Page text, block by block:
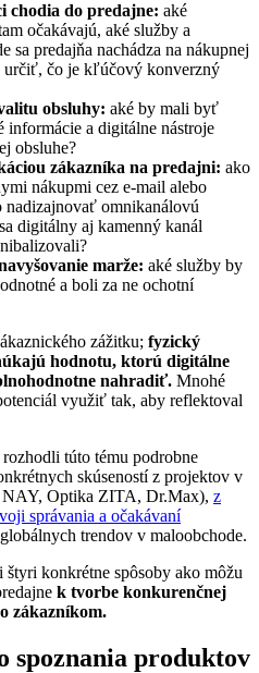
chodia do predajne: aké
očakávajú, aké služby a
sa predajňa nachádza na nákupnej
určiť, čo je kľúčový konverzný
obsluhy: aké by mali byť
informácie a digitálne nástroje
obsluhe?
zákazníka na predajni: ako
nákupmi cez e-mail alebo
nadizajnovať omnikanálovú
digitálny aj kamenný kanál
marže: aké služby by
a boli za ne ochotní
zážitku; fyzický
hodnotu, ktorú digitálne
nahradiť. Mnohé
využiť tak, aby reflektoval
túto tému podrobne
skúseností z projektov v
NAY, Optika ZITA, Dr.Max), z
správania a očakávaní
trendov v maloobchode.
konkrétne spôsoby ako môžu
k tvorbe konkurenčnej
zákazníkom.
spoznania produktov